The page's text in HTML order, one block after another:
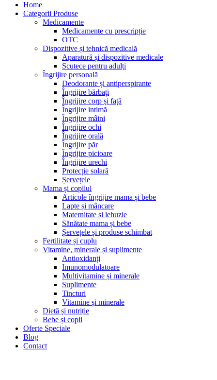
Home
Categorii Produse
Medicamente
Medicamente cu prescripție
OTC
Dispozitive și tehnică medicală
Aparatură și dispozitive medicale
Scutece pentru adulți
Îngrijire personală
Deodorante și antiperspirante
Îngrijire bărbați
Îngrijire corp și față
Îngrijire intimă
Îngrijire mâini
Îngrijire ochi
Îngrijire orală
Îngrijire păr
Îngrijire picioare
Îngrijire urechi
Protecție solară
Șervețele
Mama și copilul
Articole îngrijire mama și bebe
Lapte și mâncare
Maternitate și lehuzie
Sănătate mama și bebe
Șervețele și produse schimbat
Fertilitate și cuplu
Vitamine, minerale și suplimente
Antioxidanți
Imunomodulatoare
Multivitamine și minerale
Suplimente
Tincturi
Vitamine și minerale
Dietă și nutriție
Bebe și copii
Oferte Speciale
Blog
Contact